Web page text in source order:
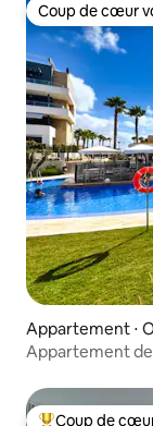
Coup de cœur
Coup de cœur
Appartement ⋅
Appartement de
Coup de